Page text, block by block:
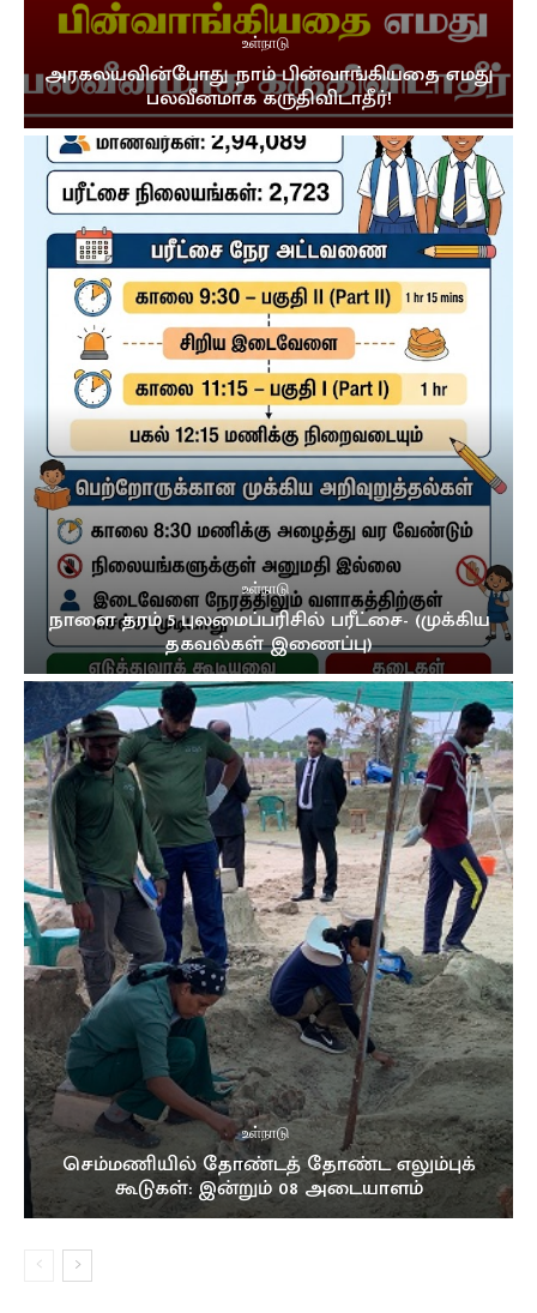
உள்நாடு
அரகலயவின்போது நாம் பின்வாங்கியதை எமது
பலவீனமாக கருதிவிடாதீர்!
உள்நாடு
நாளை தரம் 5 புலமைப்பரிசில் பரீட்சை- (முக்கிய
தகவல்கள் இணைப்பு)
உள்நாடு
செம்மணியில் தோண்டத் தோண்ட எலும்புக்
கூடுகள்: இன்றும் 08 அடையாளம்